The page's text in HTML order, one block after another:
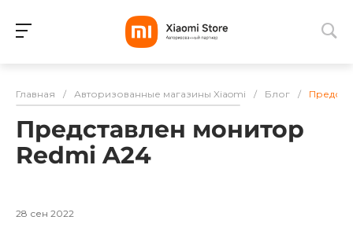
Разбейте
оплату на части
Главная / Авторизованные магазины Xiaomi / Блог /
Представлен монитор
Redmi A24
28 сен 2022